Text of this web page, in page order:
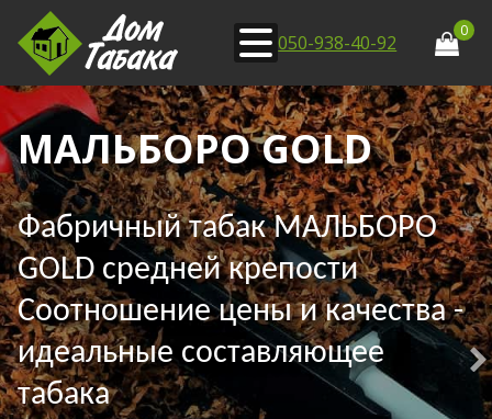
050-938-40-92
0
МАЛЬБОРО GOLD
Фабричный табак МАЛЬБОРО
GOLD средней крепости
Соотношение цены и качества -
идеальные составляющее
табака